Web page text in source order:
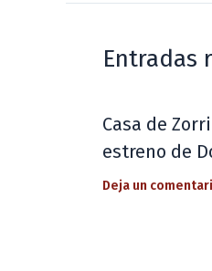
Entradas
Casa de
estreno de
Deja un